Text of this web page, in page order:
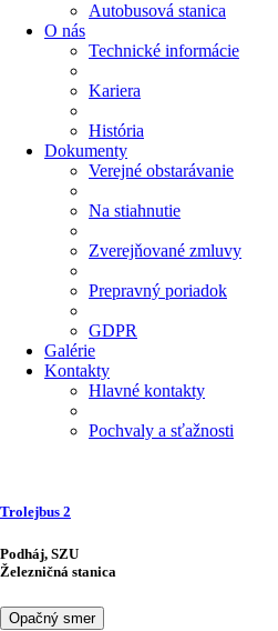
Autobusová stanica
O nás
Technické informácie
Kariera
História
Dokumenty
Verejné obstarávanie
Na stiahnutie
Zverejňované zmluvy
Prepravný poriadok
GDPR
Galérie
Kontakty
Hlavné kontakty
Pochvaly a sťažnosti
Trolejbus 2
Podháj, SZU
Železničná stanica
Opačný smer